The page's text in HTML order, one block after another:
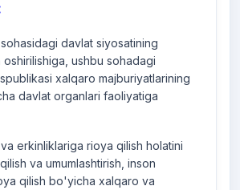
davlat siyosatining
oshirilishiga, ushbu sohadagi
xalqaro majburiyatlarining
davlat organlari faoliyatiga
erkinliklariga rioya qilish holatini
va umumlashtirish, inson
qilish bo'yicha xalqaro va